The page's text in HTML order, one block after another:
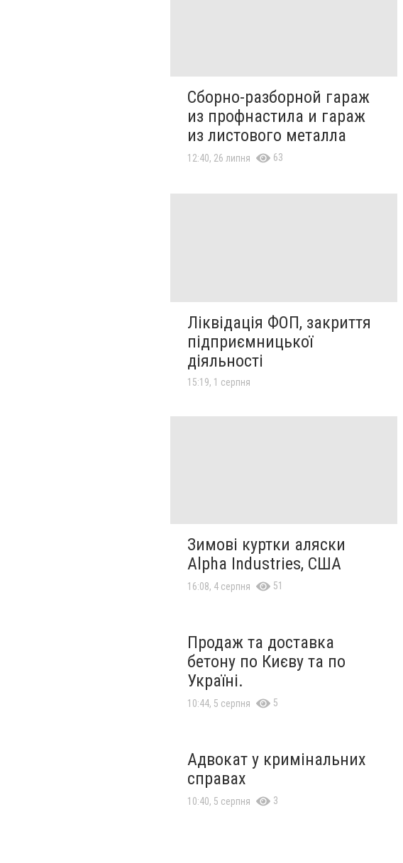
Сборно-разборной гараж
из профнастила и гараж
из листового металла
12:40, 26 липня 63
Ліквідація ФОП, закриття
підприємницької
діяльності
15:19, 1 серпня
Зимові куртки аляски
Alpha Industries, США
16:08, 4 серпня 51
Продаж та доставка
бетону по Києву та по
Україні.
10:44, 5 серпня 5
Адвокат у кримінальних
справах
10:40, 5 серпня 3